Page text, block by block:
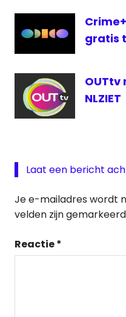
gratis
OUTtv
NLZIET
Laat een bericht
Je e-mailadres wordt
velden zijn
Reactie*